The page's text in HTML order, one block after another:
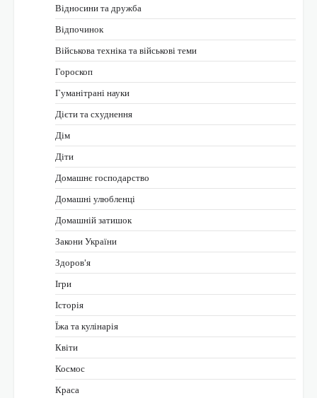
Відносини та дружба
Відпочинок
Військова техніка та військові теми
Гороскоп
Гуманітрані науки
Дієти та схуднення
Дім
Діти
Домашнє господарство
Домашні улюбленці
Домашній затишок
Закони України
Здоров'я
Ігри
Історія
Їжа та кулінарія
Квіти
Космос
Краса